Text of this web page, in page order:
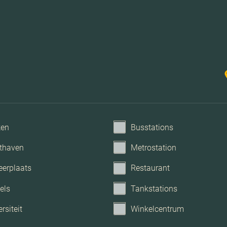
Busstations
Metrostation
Restaurant
Tankstations
Winkelcentrum